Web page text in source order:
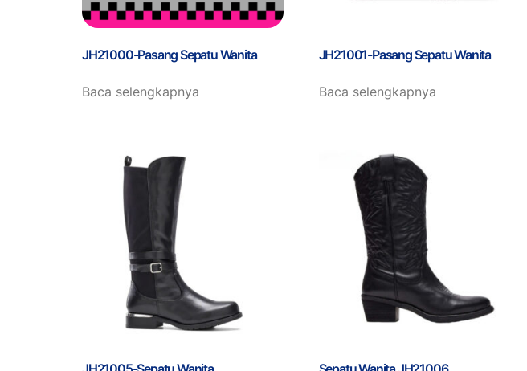
JH21000-Pasang Sepatu Wanita
Baca selengkapnya
JH21001-Pasang Sepatu Wanita
Baca selengkapnya